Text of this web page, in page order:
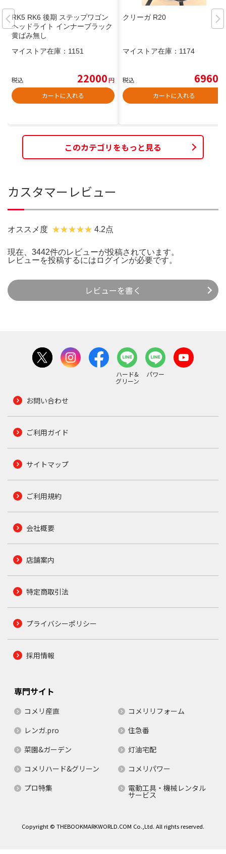
RK5 RK6 後期 ステップワゴン
ヘッドライト インナーブラック
黄ばみ無し
マイストア在庫： 1151
税込 22000円
カートに入れる
クリーガ R20
マイストア在庫： 1174
税込 6960
カートに入れる
このカテゴリをもっと見る
カスタマーレビュー
オススメ度 4.2点
現在、3442件のレビューが投稿されています。
レビューを投稿するには ログインが必要です。
レビューを書く
ハード&
グリーン
パワー
お問い合わせ
ご利用ガイド
サイトマップ
ご利用規約
会社概要
店舗案内
特定商取引法
プライバシーポリシー
採用情報
専門サイト
コメリ産直
コメリリフォーム
レンガ.pro
住急番
菜園&ガーデン
灯油宅配
コメリハード&グリーン
コメリパワー
プロ特集
電動工具・機械レンタル
サービス
Copyright © THEBOOKMARKWORLD.COM Co.,Ltd. All rights reserved.